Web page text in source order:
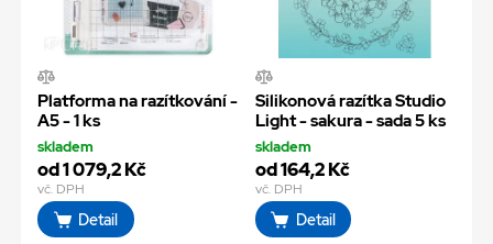
Platforma na razítkování -
A5 - 1 ks
skladem
od 1 079,2 Kč
vč. DPH
Detail
Silikonová razítka Studio
Light - sakura - sada 5 ks
skladem
od 164,2 Kč
vč. DPH
Detail